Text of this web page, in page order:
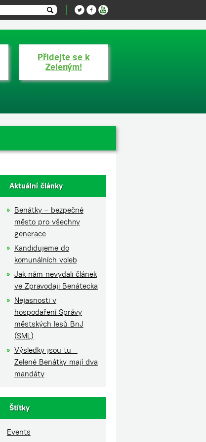
Přidejte se k
Zeleným!
Aktuální články
Benátky – bezpečné
město pro všechny
generace
Kandidujeme do
komunálních voleb
Jak nám nevydali článek
ve Zpravodaji Benátecka
Nejasnosti v
hospodaření Správy
městských lesů BnJ
(SML)
Výsledky jsou tu –
Zelené Benátky mají dva
mandáty
Štítky
Events